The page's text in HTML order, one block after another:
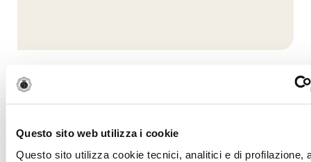
Questo sito web utilizza i cookie
Questo sito utilizza cookie tecnici, analitici e di profilazione,